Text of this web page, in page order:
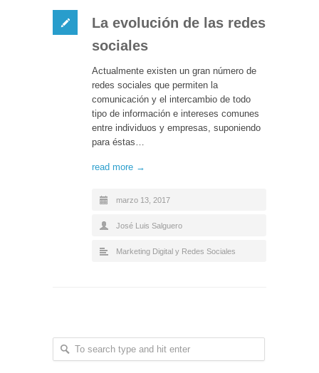
La evolución de las redes
sociales
Actualmente existen un gran número de
redes sociales que permiten la
comunicación y el intercambio de todo
tipo de información e intereses comunes
entre individuos y empresas, suponiendo
para éstas…
read more →
marzo 13, 2017
José Luis Salguero
Marketing Digital y Redes Sociales